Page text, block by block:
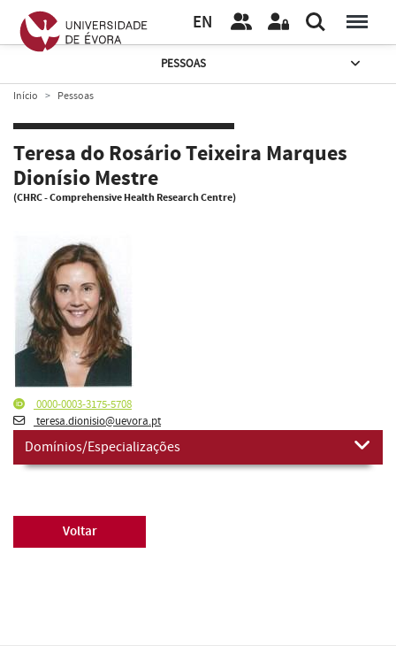
EN
PESSOAS
Início Pessoas
Teresa do Rosário Teixeira Marques
Dionísio Mestre
(CHRC - Comprehensive Health Research Centre)
0000-0003-3175-5708
teresa.dionisio@uevora.pt
Domínios/Especializações
Voltar